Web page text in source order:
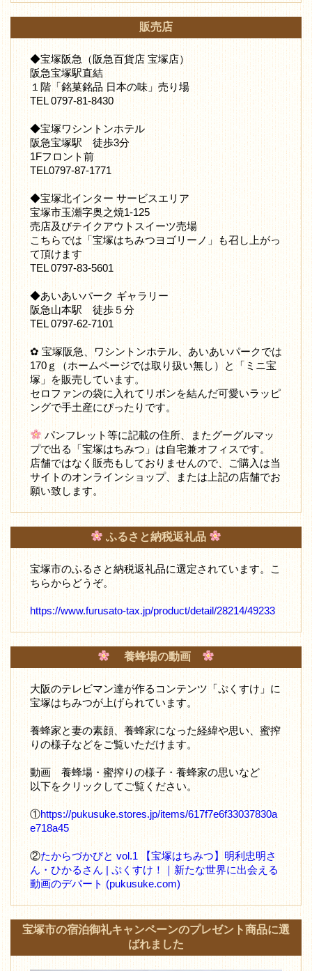
販売店
◆宝塚阪急（阪急百貨店 宝塚店）
阪急宝塚駅直結
１階「銘菓銘品 日本の味」売り場
TEL 0797-81-8430
◆宝塚ワシントンホテル
阪急宝塚駅 徒歩3分
1Fフロント前
TEL0797-87-1771
◆宝塚北インター サービスエリア
宝塚市玉瀬字奥之焼1-125
売店及びテイクアウトスイーツ売場
こちらでは「宝塚はちみつヨゴリーノ」も召し上がっ
て頂けます
TEL 0797-83-5601
◆あいあいパーク ギャラリー
阪急山本駅 徒歩５分
TEL 0797-62-7101
✿ 宝塚阪急、ワシントンホテル、あいあいパークでは
170ｇ（ホームページでは取り扱い無し）と「ミニ宝
塚」を販売しています。
セロファンの袋に入れてリボンを結んだ可愛いラッピ
ングで手土産にぴったりです。
パンフレット等に記載の住所、またグーグルマッ
プで出る「宝塚はちみつ」は自宅兼オフィスです。
店舗ではなく販売もしておりませんので、ご購入は当
サイトのオンラインショップ、または上記の店舗でお
願い致します。
ふるさと納税返礼品
宝塚市のふるさと納税返礼品に選定されています。こ
ちらからどうぞ。
https://www.furusato-tax.jp/product/detail/28214/49233
養蜂場の動画
大阪のテレビマン達が作るコンテンツ「ぷくすけ」に
宝塚はちみつが上げられています。
養蜂家と妻の素顔、養蜂家になった経緯や思い、蜜搾
りの様子などをご覧いただけます。
動画 養蜂場・蜜搾りの様子・養蜂家の思いなど
以下をクリックしてご覧ください。
①https://pukusuke.stores.jp/items/617f7e6f33037830a
e718a45
②たからづかびと vol.1 【宝塚はちみつ】明利忠明さ
ん・ひかるさん | ぷくすけ！｜新たな世界に出会える
動画のデパート (pukusuke.com)
宝塚市の宿泊御礼キャンペーンのプレゼント商品に選
ばれました